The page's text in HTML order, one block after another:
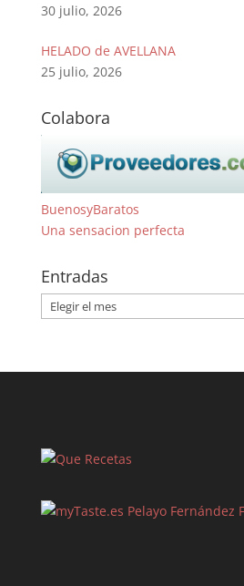
30 julio, 2026
HELADO de AVELLANA
25 julio, 2026
Colabora
BuenosyBaratos
Una sensacion perfecta
Entradas
Entradas
Pelayo Fernández